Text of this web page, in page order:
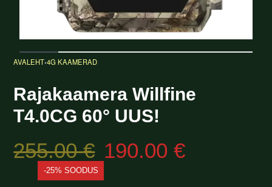
AVALEHT›4G KAAMERAD
Rajakaamera Willfine
T4.0CG 60° UUS!
255.00€ 190.00€
-25% SOODUS